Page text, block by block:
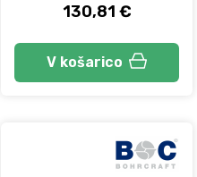
130,81 €
V košarico